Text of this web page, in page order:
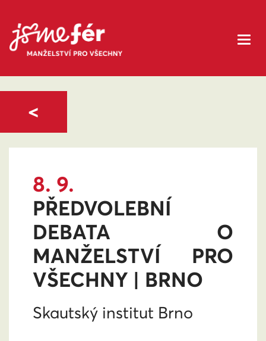
8. 9.
PŘEDVOLEBNÍ
DEBATA O
MANŽELSTVÍ PRO
VŠECHNY | BRNO
Skautský institut Brno
<